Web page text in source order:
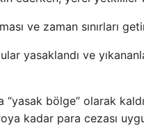
ve zaman sınırları
yasaklandı ve
“yasak bölge” olarak
kadar para cezası